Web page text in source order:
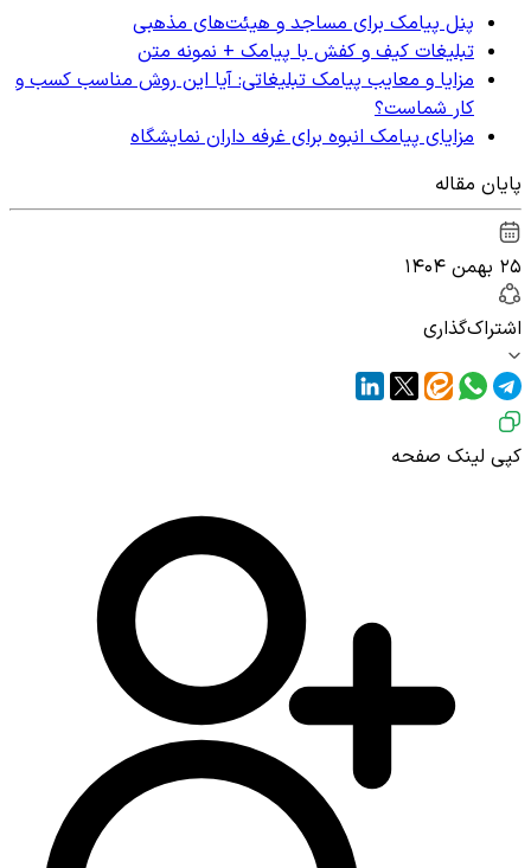
پنل پیامک برای مساجد و هیئت‌های مذهبی
تبلیغات کیف و کفش با پیامک + نمونه متن
مزایا و معایب پیامک تبلیغاتی: آیا این روش مناسب کسب و
کار شماست؟
مزایای پیامک انبوه برای غرفه داران نمایشگاه
پایان مقاله
۲۵ بهمن ۱۴۰۴
اشتراک‌گذاری
کپی لینک صفحه